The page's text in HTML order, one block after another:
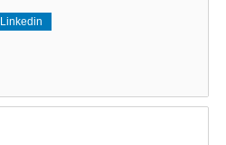
Linkedin